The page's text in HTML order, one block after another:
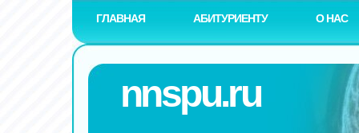
ГЛАВНАЯ АБИТУРИЕНТУ О НАС
nnspu.ru